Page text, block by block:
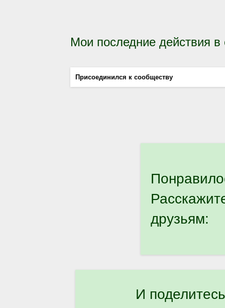
Мои последние действия
Присоединился к сообществу
друзьям:
И